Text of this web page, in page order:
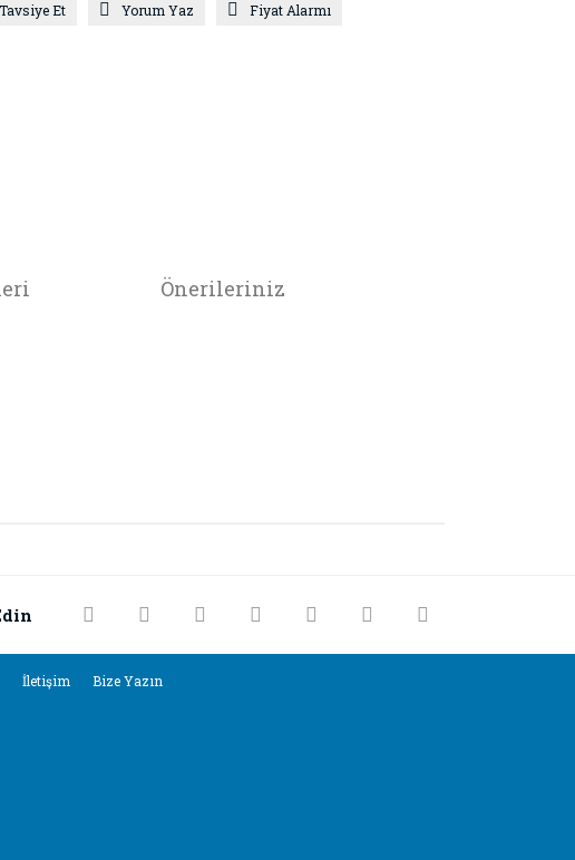
Tavsiye Et Yorum Yaz Fiyat Alarmı
Önerileriniz
İletişim Bize Yazın